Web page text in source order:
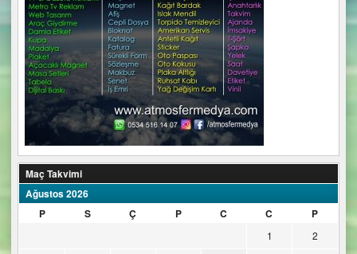
Maç Takvimi
Ağustos 2026
P
S Ç P C C P
1
2